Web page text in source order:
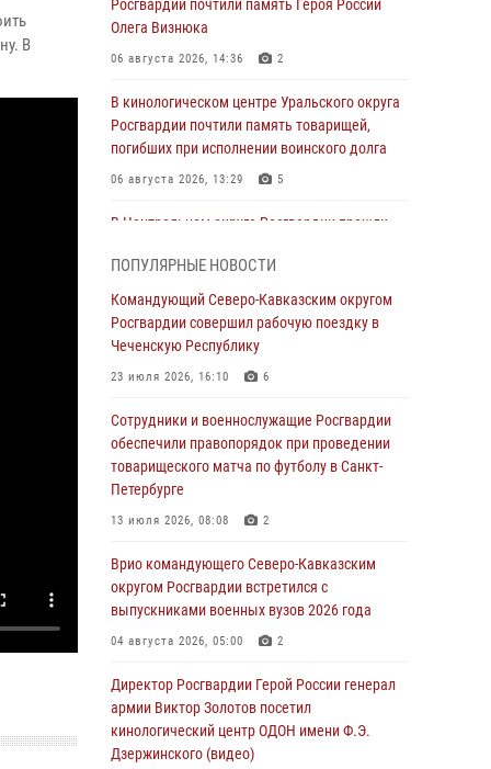
В
Росгвардии почтили память Героя России
Олега Визнюка
06 августа 2026, 14:36 2
В кинологическом центре Уральского округа
Росгвардии почтили память товарищей,
погибших при исполнении воинского долга
06 августа 2026, 13:29 5
В Центральном округе Росгвардии прошли
И.К. Яковлева
06 августа 2026, 13:24
Росгвардейцы задержали мужчину,
открывшего стрельбу в Подмосковье (видео)
Росгвардейцы провели выставку вооружения
для участников сбора «Гвардеец» в Пензе
(видео)
06 августа 2026, 12:00
В Курске росгвардейцы приняли участие в
митинге, посвященном второй годовщине
вторжения ВСУ на территорию области
06 августа 2026, 11:56 4
В Санкт-Петербурге наряд Росгвардии
задержал правонарушителя, угрожавшего
подростку травматическим пистолетом
06 августа 2026, 11:33
ПОПУЛЯРНЫЕ НОВОСТИ
Командующий Северо-Кавказским округом
Росгвардии совершил рабочую поездку в
Чеченскую Республику
23 июля 2026, 16:10 6
Сотрудники и военнослужащие Росгвардии
обеспечили правопорядок при проведении
товарищеского матча по футболу в Санкт-
Петербурге
13 июля 2026, 08:08 2
Врио командующего Северо-Кавказским
округом Росгвардии встретился с
выпускниками военных вузов 2026 года
04 августа 2026, 05:00 2
Директор Росгвардии Герой России генерал
армии Виктор Золотов посетил
кинологический центр ОДОН имени Ф.Э.
Дзержинского (видео)